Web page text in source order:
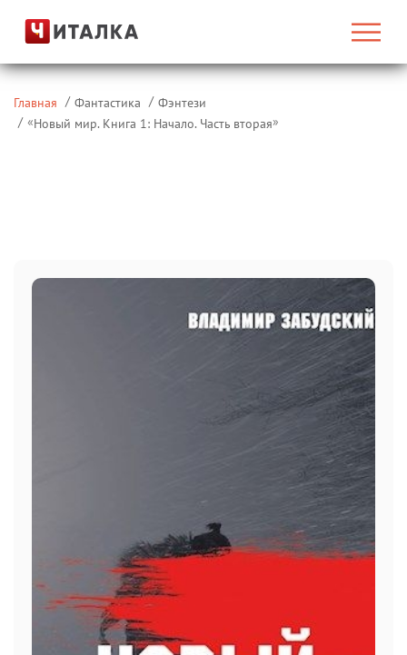
Главная Фантастика
Фэнтези
«Новый мир. Книга 1: Начало. Часть вторая»